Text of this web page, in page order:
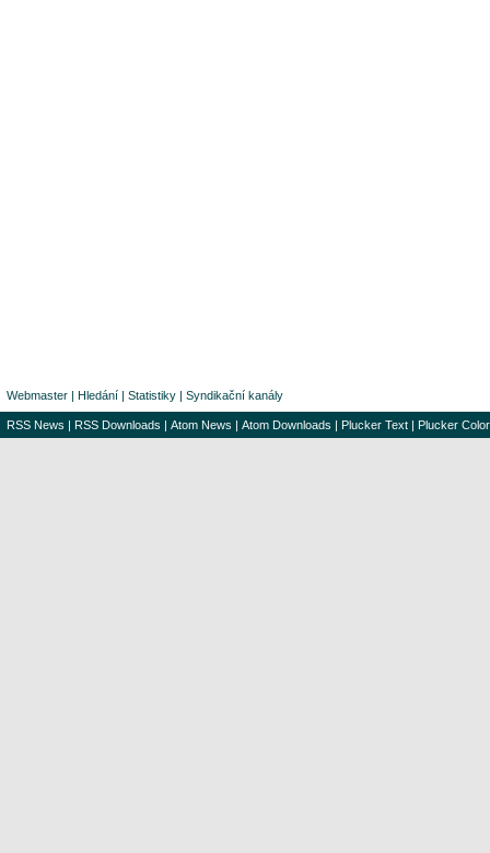
Webmaster | Hledání | Statistiky | Syndikační kanály
RSS News | RSS Downloads | Atom News | Atom Downloads | Plucker Text | Plucker Color